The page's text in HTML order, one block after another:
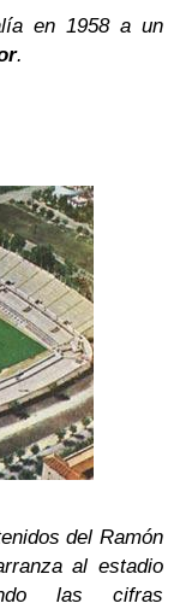
en 1958 a un
.
del Ramón
al estadio
las cifras